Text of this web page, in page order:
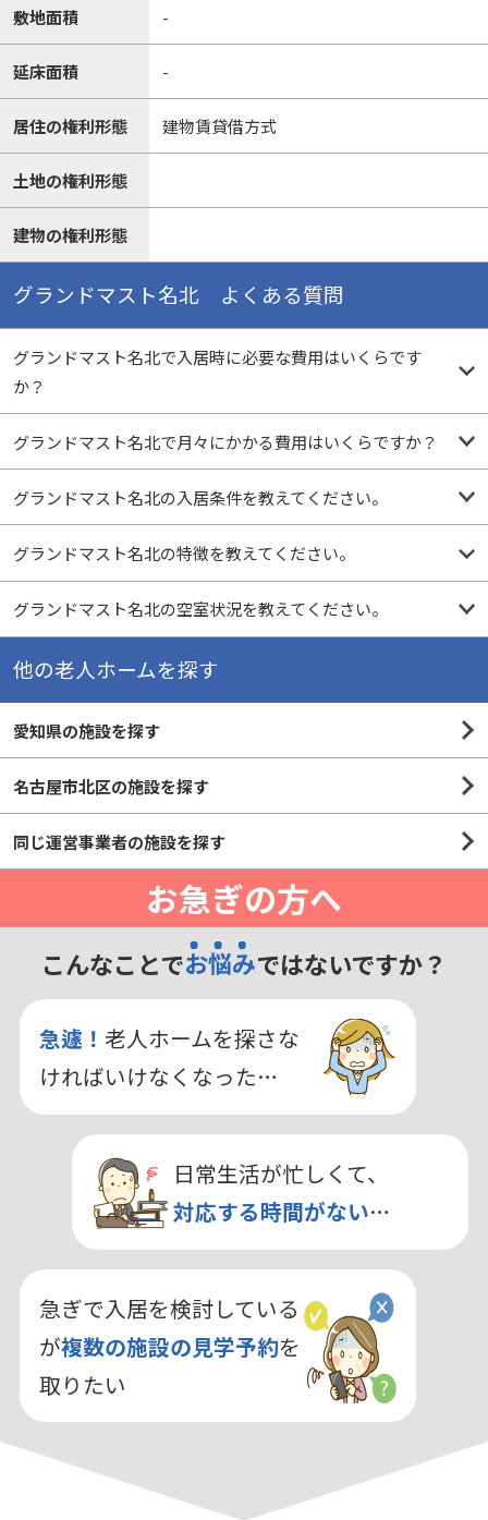
敷地面積 -
延床面積 -
居住の権利形態 建物賃貸借方式
土地の権利形態
建物の権利形態
グランドマスト名北 よくある質問
グランドマスト名北で入居時に必要な費用はいくらです
か？
グランドマスト名北で月々にかかる費用はいくらですか？
グランドマスト名北の入居条件を教えてください。
グランドマスト名北の特徴を教えてください。
グランドマスト名北の空室状況を教えてください。
他の老人ホームを探す
愛知県の施設を探す
名古屋市北区の施設を探す
同じ運営事業者の施設を探す
お急ぎの方へ
こんなことでお悩みではないですか？
急遽！ 老人ホームを探さな
ければいけなくなった…
日常生活が忙しくて、
対応する時間がない…
急ぎで入居を検討している
が複数の施設の見学予約を
取りたい